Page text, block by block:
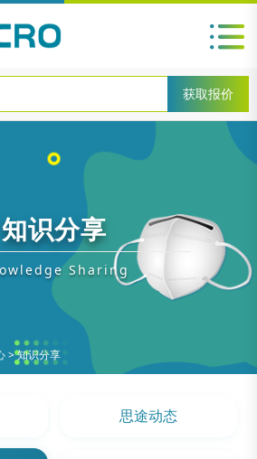
知识分享
Sharing
>知识分享
思途动态